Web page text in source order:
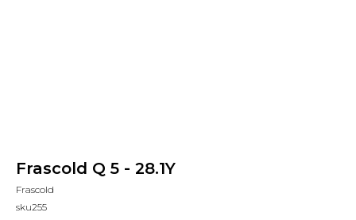
Frascold Q 5 - 28.1Y
Frascold
sku255